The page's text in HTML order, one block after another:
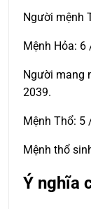
Người mệnh
Mệnh Hỏa:
Người mang
2039.
Mệnh Thổ: 5
Mệnh thổ
Ý nghĩa